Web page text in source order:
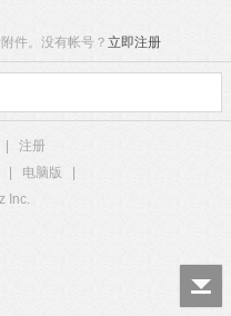
件。没有帐号？ 立即注册
注册
电脑版
Inc.